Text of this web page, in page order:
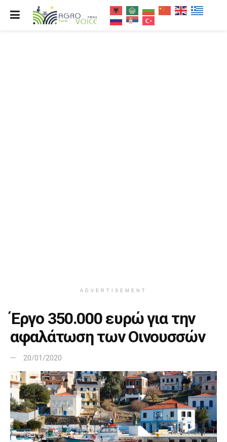
ADVERTISEMENT
Έργο 350.000 ευρώ για την
αφαλάτωση των Οινουσσών
20/01/2020